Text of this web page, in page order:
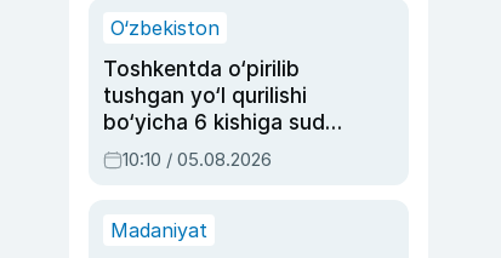
O‘zbekiston
Toshkentda o‘pirilib
tushgan yo‘l qurilishi
bo‘yicha 6 kishiga sud
hukmi o‘qildi
10:10 / 05.08.2026
Madaniyat